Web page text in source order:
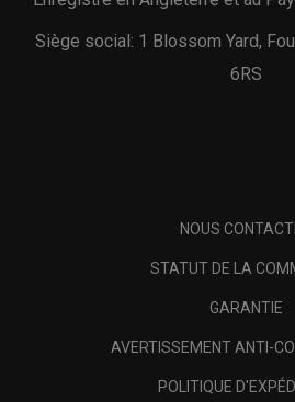
Siège social: 1 Blossom Yard,
6RS
NOUS
STATUT DE LA
GARANTIE
AVERTISSEMENT ANTI-
POLITIQUE